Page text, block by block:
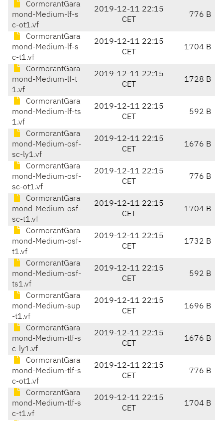
CormorantGara
mond-Medium-lf-s
c-ot1.vf
2019-12-11 22:15
CET
776 B
CormorantGara
mond-Medium-lf-s
c-t1.vf
2019-12-11 22:15
CET
1704 B
CormorantGara
mond-Medium-lf-t
1.vf
2019-12-11 22:15
CET
1728 B
CormorantGara
mond-Medium-lf-ts
1.vf
2019-12-11 22:15
CET
592 B
CormorantGara
mond-Medium-osf-
sc-ly1.vf
2019-12-11 22:15
CET
1676 B
CormorantGara
mond-Medium-osf-
sc-ot1.vf
2019-12-11 22:15
CET
776 B
CormorantGara
mond-Medium-osf-
sc-t1.vf
2019-12-11 22:15
CET
1704 B
CormorantGara
mond-Medium-osf-
t1.vf
2019-12-11 22:15
CET
1732 B
CormorantGara
mond-Medium-osf-
ts1.vf
2019-12-11 22:15
CET
592 B
CormorantGara
mond-Medium-sup
-t1.vf
2019-12-11 22:15
CET
1696 B
CormorantGara
mond-Medium-tlf-s
c-ly1.vf
2019-12-11 22:15
CET
1676 B
CormorantGara
mond-Medium-tlf-s
c-ot1.vf
2019-12-11 22:15
CET
776 B
CormorantGara
mond-Medium-tlf-s
c-t1.vf
2019-12-11 22:15
CET
1704 B